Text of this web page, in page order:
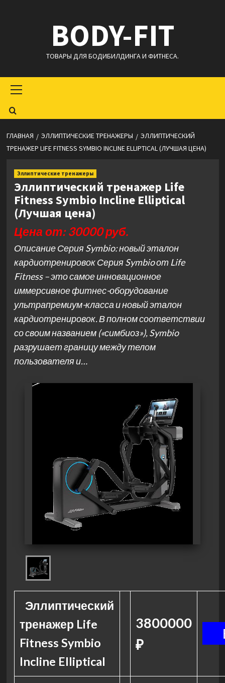
BODY-FIT
ТОВАРЫ ДЛЯ БОДИБИЛДИНГА И ФИТНЕСА.
меню
ГЛАВНАЯ ЭЛЛИПТИЧЕСКИЕ ТРЕНАЖЕРЫ
ЭЛЛИПТИЧЕСКИЙ
ТРЕНАЖЕР LIFE FITNESS SYMBIO INCLINE ELLIPTICAL (ЛУЧШАЯ ЦЕНА)
Эллиптические тренажеры
Эллиптический тренажер Life
Fitness Symbio Incline Elliptical
(Лучшая цена)
Цена от: 30000 руб.
Описание Серия Symbio: новый эталон
кардиотренировок Серия Symbio от Life
Fitness – это самое инновационное
иммерсивное фитнес-оборудование
ультрапремиум-класса и новый эталон
кардиотренировок. В полном соответствии
со своим названием («симбиоз»), Symbio
разрушает границу между телом
пользователя и…
Эллиптический
тренажер Life
Fitness Symbio
Incline Elliptical
3800000
₽